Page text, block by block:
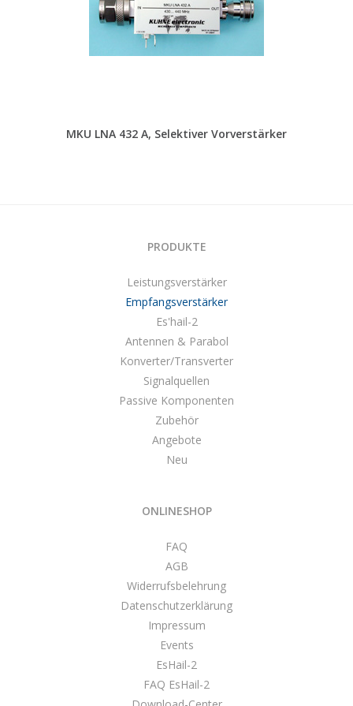
MKU LNA 432 A, Selektiver Vorverstärker
PRODUKTE
Leistungsverstärker
Empfangsverstärker
Es'hail-2
Antennen & Parabol
Konverter/Transverter
Signalquellen
Passive Komponenten
Zubehör
Angebote
Neu
ONLINESHOP
FAQ
AGB
Widerrufsbelehrung
Datenschutzerklärung
Impressum
Events
EsHail-2
FAQ EsHail-2